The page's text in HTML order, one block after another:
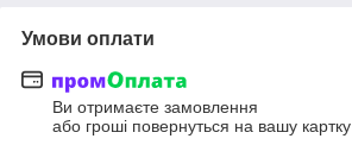
Умови оплати
Ви отримаєте замовлення
або гроші повернуться на вашу картку